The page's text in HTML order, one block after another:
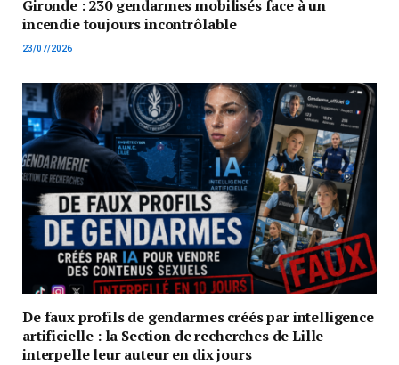
Gironde : 230 gendarmes mobilisés face à un
incendie toujours incontrôlable
23/07/2026
De faux profils de gendarmes créés par intelligence
artificielle : la Section de recherches de Lille
interpelle leur auteur en dix jours